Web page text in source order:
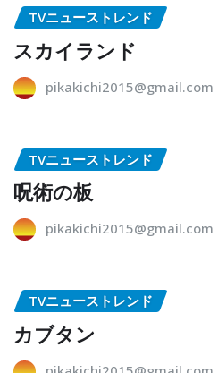
TVニューストレンド
スカイランド
pikakichi2015@gmail.com
TVニューストレンド
呪術の板
pikakichi2015@gmail.com
TVニューストレンド
カブタン